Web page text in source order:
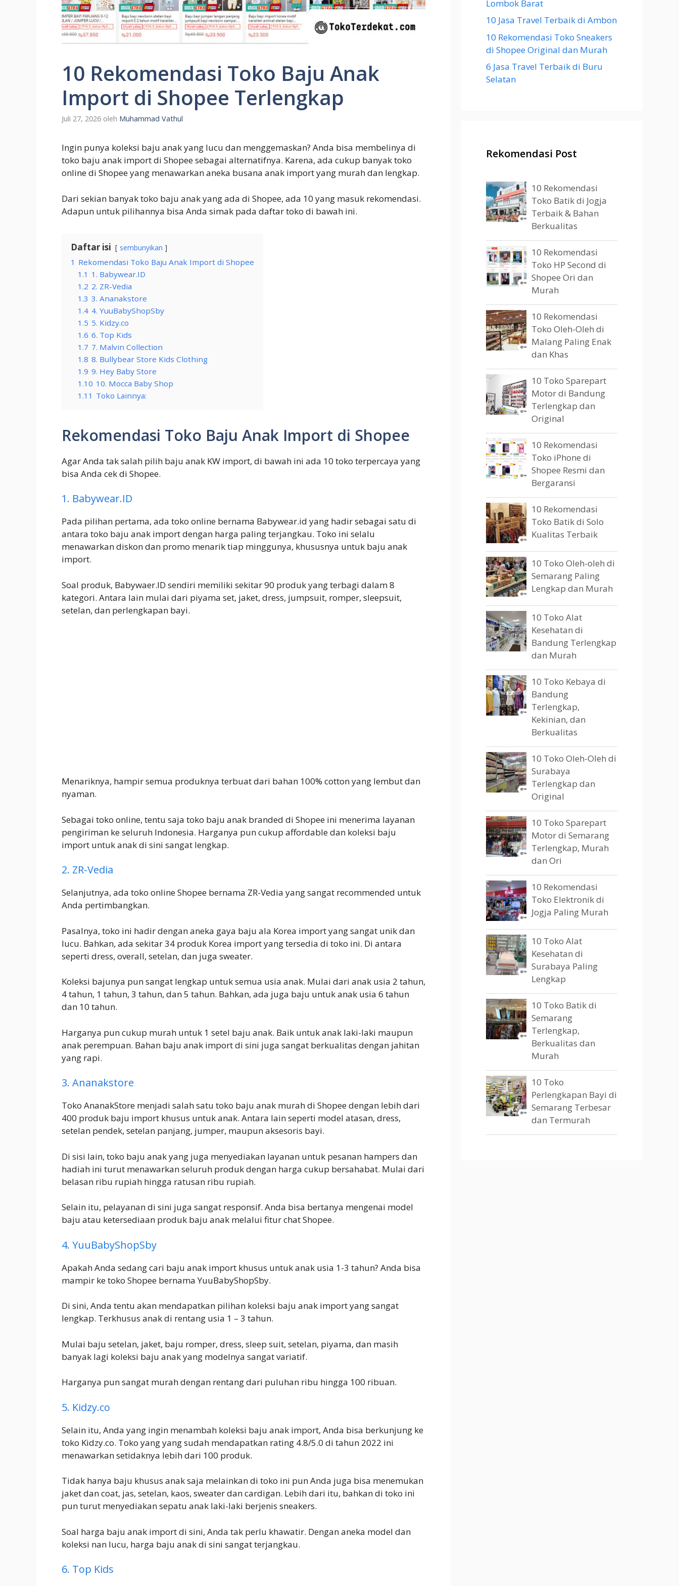
10 Rekomendasi Toko Baju Anak
Import di Shopee Terlengkap
Juli 27, 2026 oleh Muhammad Vathul
Ingin punya koleksi baju anak yang lucu dan menggemaskan? Anda bisa membelinya di
toko baju anak import di Shopee sebagai alternatifnya. Karena, ada cukup banyak toko
online di Shopee yang menawarkan aneka busana anak import yang murah dan lengkap.
Dari sekian banyak toko baju anak yang ada di Shopee, ada 10 yang masuk rekomendasi.
Adapun untuk pilihannya bisa Anda simak pada daftar toko di bawah ini.
Daftar isi sembunyikan
1 Rekomendasi Toko Baju Anak Import di Shopee
1.1 1. Babywear.ID
1.2 2. ZR-Vedia
1.3 3. Ananakstore
1.4 4. YuuBabyShopSby
1.5 5. Kidzy.co
1.6 6. Top Kids
1.7 7. Malvin Collection
1.8 8. Bullybear Store Kids Clothing
1.9 9. Hey Baby Store
1.10 10. Mocca Baby Shop
1.11 Toko Lainnya:
Rekomendasi Toko Baju Anak Import di Shopee
Agar Anda tak salah pilih baju anak KW import, di bawah ini ada 10 toko terpercaya yang
bisa Anda cek di Shopee.
1. Babywear.ID
Pada pilihan pertama, ada toko online bernama Babywear.id yang hadir sebagai satu di
antara toko baju anak import dengan harga paling terjangkau. Toko ini selalu
menawarkan diskon dan promo menarik tiap minggunya, khususnya untuk baju anak
import.
Soal produk, Babywaer.ID sendiri memiliki sekitar 90 produk yang terbagi dalam 8
kategori. Antara lain mulai dari piyama set, jaket, dress, jumpsuit, romper, sleepsuit,
setelan, dan perlengkapan bayi.
Menariknya, hampir semua produknya terbuat dari bahan 100% cotton yang lembut dan
nyaman.
Sebagai toko online, tentu saja toko baju anak branded di Shopee ini menerima layanan
pengiriman ke seluruh Indonesia. Harganya pun cukup affordable dan koleksi baju
import untuk anak di sini sangat lengkap.
2. ZR-Vedia
Selanjutnya, ada toko online Shopee bernama ZR-Vedia yang sangat recommended untuk
Anda pertimbangkan.
Pasalnya, toko ini hadir dengan aneka gaya baju ala Korea import yang sangat unik dan
lucu. Bahkan, ada sekitar 34 produk Korea import yang tersedia di toko ini. Di antara
seperti dress, overall, setelan, dan juga sweater.
Koleksi bajunya pun sangat lengkap untuk semua usia anak. Mulai dari anak usia 2 tahun,
4 tahun, 1 tahun, 3 tahun, dan 5 tahun. Bahkan, ada juga baju untuk anak usia 6 tahun
dan 10 tahun.
Harganya pun cukup murah untuk 1 setel baju anak. Baik untuk anak laki-laki maupun
anak perempuan. Bahan baju anak import di sini juga sangat berkualitas dengan jahitan
yang rapi.
3. Ananakstore
Toko AnanakStore menjadi salah satu toko baju anak murah di Shopee dengan lebih dari
400 produk baju import khusus untuk anak. Antara lain seperti model atasan, dress,
setelan pendek, setelan panjang, jumper, maupun aksesoris bayi.
Di sisi lain, toko baju anak yang juga menyediakan layanan untuk pesanan hampers dan
hadiah ini turut menawarkan seluruh produk dengan harga cukup bersahabat. Mulai dari
belasan ribu rupiah hingga ratusan ribu rupiah.
Selain itu, pelayanan di sini juga sangat responsif. Anda bisa bertanya mengenai model
baju atau ketersediaan produk baju anak melalui fitur chat Shopee.
4. YuuBabyShopSby
Apakah Anda sedang cari baju anak import khusus untuk anak usia 1-3 tahun? Anda bisa
mampir ke toko Shopee bernama YuuBabyShopSby.
Di sini, Anda tentu akan mendapatkan pilihan koleksi baju anak import yang sangat
lengkap. Terkhusus anak di rentang usia 1 – 3 tahun.
Mulai baju setelan, jaket, baju romper, dress, sleep suit, setelan, piyama, dan masih
banyak lagi koleksi baju anak yang modelnya sangat variatif.
Harganya pun sangat murah dengan rentang dari puluhan ribu hingga 100 ribuan.
5. Kidzy.co
Selain itu, Anda yang ingin menambah koleksi baju anak import, Anda bisa berkunjung ke
toko Kidzy.co. Toko yang yang sudah mendapatkan rating 4.8/5.0 di tahun 2022 ini
menawarkan setidaknya lebih dari 100 produk.
Tidak hanya baju khusus anak saja melainkan di toko ini pun Anda juga bisa menemukan
jaket dan coat, jas, setelan, kaos, sweater dan cardigan. Lebih dari itu, bahkan di toko ini
pun turut menyediakan sepatu anak laki-laki berjenis sneakers.
Soal harga baju anak import di sini, Anda tak perlu khawatir. Dengan aneka model dan
koleksi nan lucu, harga baju anak di sini sangat terjangkau.
6. Top Kids
Lombok Barat
10 Jasa Travel Terbaik di Ambon
10 Rekomendasi Toko Sneakers
di Shopee Original dan Murah
6 Jasa Travel Terbaik di Buru
Selatan
Rekomendasi Post
10 Rekomendasi
Toko Batik di Jogja
Terbaik & Bahan
Berkualitas
10 Rekomendasi
Toko HP Second di
Shopee Ori dan
Murah
10 Rekomendasi
Toko Oleh-Oleh di
Malang Paling Enak
dan Khas
10 Toko Sparepart
Motor di Bandung
Terlengkap dan
Original
10 Rekomendasi
Toko iPhone di
Shopee Resmi dan
Bergaransi
10 Rekomendasi
Toko Batik di Solo
Kualitas Terbaik
10 Toko Oleh-oleh di
Semarang Paling
Lengkap dan Murah
10 Toko Alat
Kesehatan di
Bandung Terlengkap
dan Murah
10 Toko Kebaya di
Bandung
Terlengkap,
Kekinian, dan
Berkualitas
10 Toko Oleh-Oleh di
Surabaya
Terlengkap dan
Original
10 Toko Sparepart
Motor di Semarang
Terlengkap, Murah
dan Ori
10 Rekomendasi
Toko Elektronik di
Jogja Paling Murah
10 Toko Alat
Kesehatan di
Surabaya Paling
Lengkap
10 Toko Batik di
Semarang
Terlengkap,
Berkualitas dan
Murah
10 Toko
Perlengkapan Bayi di
Semarang Terbesar
dan Termurah